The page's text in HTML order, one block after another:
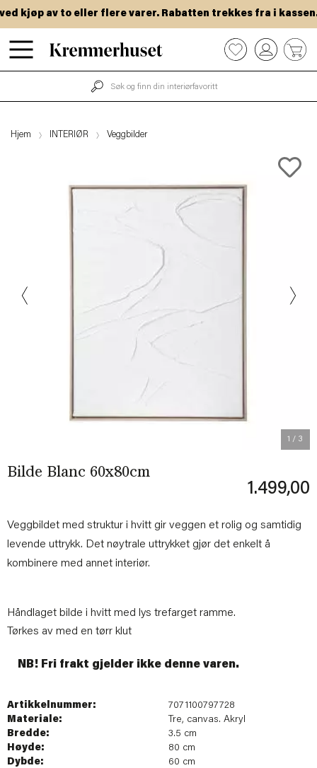
Hopp
til
kjøp av to eller flere varer. Rabatten trekkes fra i kassen.
0
Hjem INTERIØR Veggbilder
1 / 3
Bilde Blanc 60x80cm
1.499,00
Veggbildet med struktur i hvitt gir veggen et rolig og samtidig
levende uttrykk. Det nøytrale uttrykket gjør det enkelt å
kombinere med annet interiør.
Håndlaget bilde i hvitt med lys trefarget ramme.
Tørkes av med en tørr klut
NB! Fri frakt gjelder ikke denne varen.
Artikkelnummer:
7071100797728
Materiale:
Tre, canvas. Akryl
Bredde:
3.5 cm
Høyde:
80 cm
Dybde:
60 cm